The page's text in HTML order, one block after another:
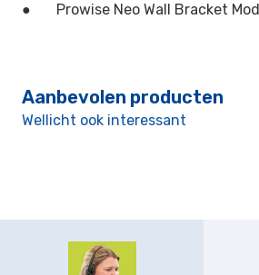
● Prowise Neo Wall Bracket
Aanbevolen producten
Wellicht ook interessant